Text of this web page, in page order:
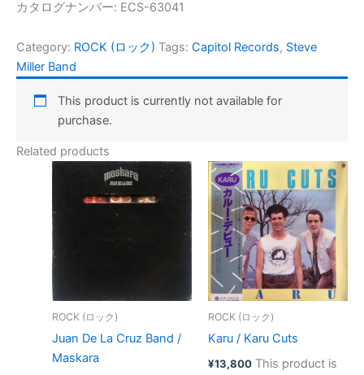
カタログナンバー: ECS-63041
Category: ROCK (ロック) Tags: Capitol Records, Steve
Miller Band
This product is currently not available for
purchase.
Related products
ROCK (ロック)
Juan De La Cruz Band ‎/
Maskara
ROCK (ロック)
Karu / Karu Cuts
¥13,800 This product is